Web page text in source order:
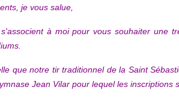
je vous salue,
à moi pour vous souhaiter une
que notre tir traditionnel de la Saint
Jean Vilar pour lequel les inscriptions